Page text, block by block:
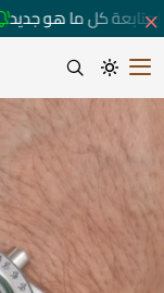
كل ما هو جديد